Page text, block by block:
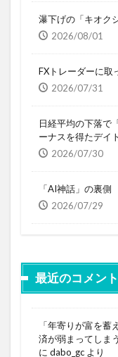
瀑下げの「キオク
2026/08/01
FXトレーダーに取
2026/07/31
日経平均の下落で
ーナスを得たデイ
2026/07/30
「AI神話」の裏側
2026/07/29
最近のコメント
「年寄りが富を
済が弱まってしま
に dabo_gc より